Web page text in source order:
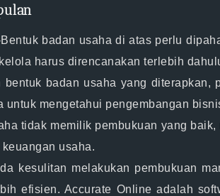
Bentuk badan usaha di atas perlu
harus direncanakan terlebih
bentuk badan usaha yang
untuk mengetahui pengembangan
tidak memilik pembukuan yang
usaha.
kesulitan melakukan pembukuan
efisien. Accurate Online adalah